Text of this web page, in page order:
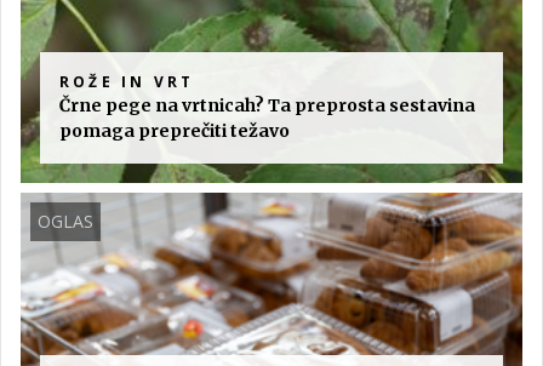
ROŽE IN VRT
Črne pege na vrtnicah? Ta preprosta sestavina
pomaga preprečiti težavo
OGLAS